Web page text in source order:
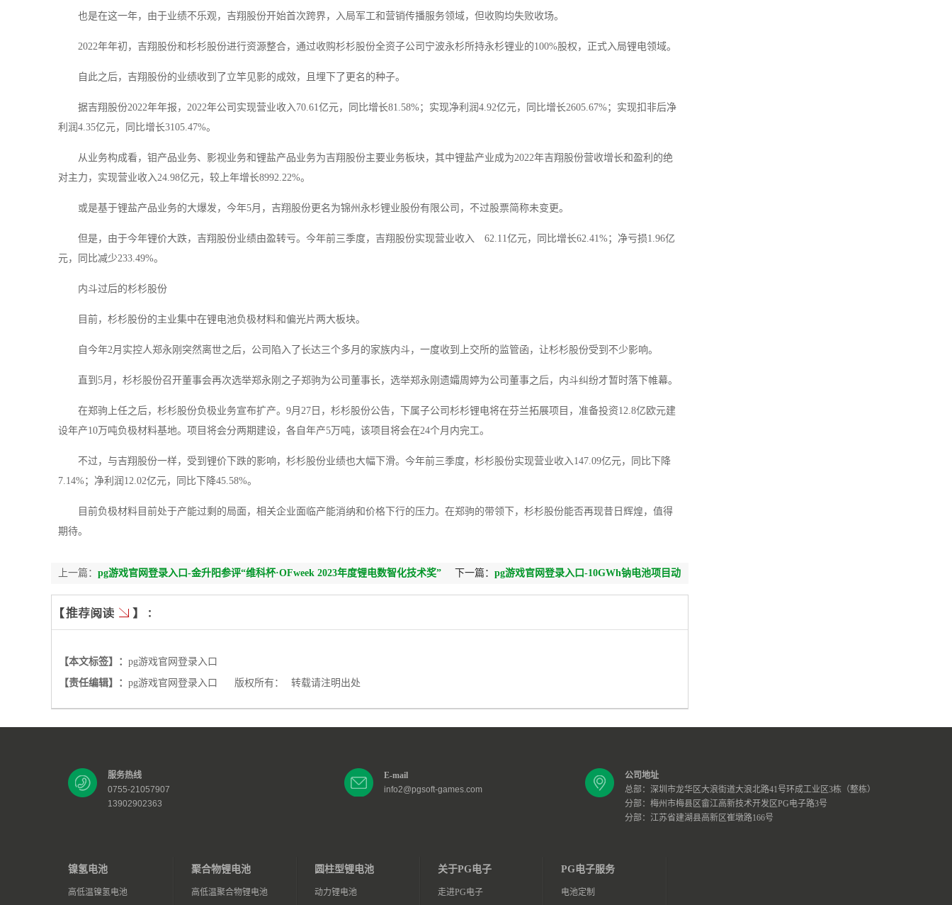
也是在这一年，由于业绩不乐观，吉翔股份开始首次跨界，入局军工和营销传播服务领域，但收购均失败收场。
2022年年初，吉翔股份和杉杉股份进行资源整合，通过收购杉杉股份全资子公司宁波永杉所持永杉锂业的100%股权，正式入局锂电领域。
自此之后，吉翔股份的业绩收到了立竿见影的成效，且埋下了更名的种子。
据吉翔股份2022年年报，2022年公司实现营业收入70.61亿元，同比增长81.58%；实现净利润4.92亿元，同比增长2605.67%；实现扣非后净
利润4.35亿元，同比增长3105.47%。
从业务构成看，钼产品业务、影视业务和锂盐产品业务为吉翔股份主要业务板块，其中锂盐产业成为2022年吉翔股份营收增长和盈利的绝
对主力，实现营业收入24.98亿元，较上年增长8992.22%。
或是基于锂盐产品业务的大爆发，今年5月，吉翔股份更名为锦州永杉锂业股份有限公司，不过股票简称未变更。
但是，由于今年锂价大跌，吉翔股份业绩由盈转亏。今年前三季度，吉翔股份实现营业收入 62.11亿元，同比增长62.41%；净亏损1.96亿
元，同比减少233.49%。
内斗过后的杉杉股份
目前，杉杉股份的主业集中在锂电池负极材料和偏光片两大板块。
自今年2月实控人郑永刚突然离世之后，公司陷入了长达三个多月的家族内斗，一度收到上交所的监管函，让杉杉股份受到不少影响。
直到5月，杉杉股份召开董事会再次选举郑永刚之子郑驹为公司董事长，选举郑永刚遗孀周婷为公司董事之后，内斗纠纷才暂时落下帷幕。
在郑驹上任之后，杉杉股份负极业务宣布扩产。9月27日，杉杉股份公告，下属子公司杉杉锂电将在芬兰拓展项目，准备投资12.8亿欧元建
设年产10万吨负极材料基地。项目将会分两期建设，各自年产5万吨，该项目将会在24个月内完工。
不过，与吉翔股份一样，受到锂价下跌的影响，杉杉股份业绩也大幅下滑。今年前三季度，杉杉股份实现营业收入147.09亿元，同比下降
7.14%；净利润12.02亿元，同比下降45.58%。
目前负极材料目前处于产能过剩的局面，相关企业面临产能消纳和价格下行的压力。在郑驹的带领下，杉杉股份能否再现昔日辉煌，值得
期待。
上一篇： pg游戏官网登录入口-金升阳参评“维科杯·OFweek 2023年度锂电数智化技术奖” 下一篇： pg游戏官网登录入口-10GWh钠电池项目动
工
【本文标签】： pg游戏官网登录入口
【责任编辑】： pg游戏官网登录入口 版权所有： 转载请注明出处
服务热线
0755-21057907
13902902363
E-mail
info2@pgsoft-games.com
公司地址
总部：深圳市龙华区大浪街道大浪北路41号环成工业区3栋（整栋）
分部：梅州市梅县区畲江高新技术开发区PG电子路3号
分部：江苏省建湖县高新区崔墩路166号
镍氢电池
高低温镍氢电池
聚合物锂电池
高低温聚合物锂电池
圆柱型锂电池
动力锂电池
关于PG电子
走进PG电子
PG电子服务
电池定制